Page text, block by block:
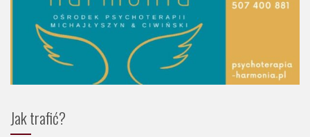
Jak trafić?